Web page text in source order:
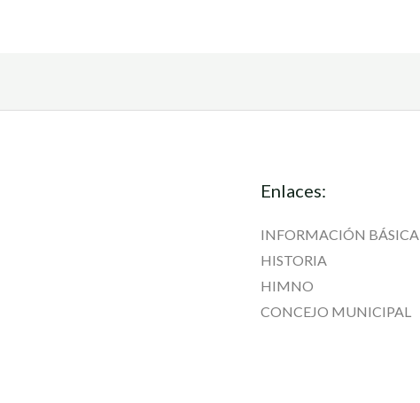
Enlaces:
INFORMACIÓN BÁSICA
HISTORIA
HIMNO
CONCEJO MUNICIPAL